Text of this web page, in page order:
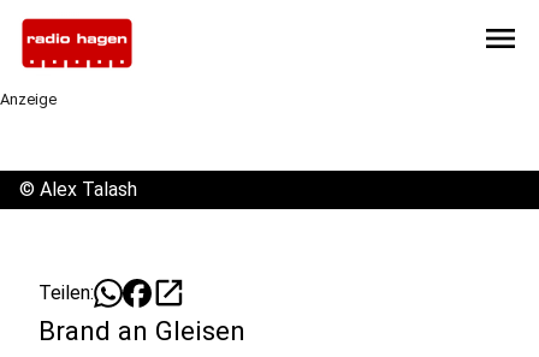
menu
Anzeige
© Alex Talash
Teilen: open_in_new
Brand an Gleisen